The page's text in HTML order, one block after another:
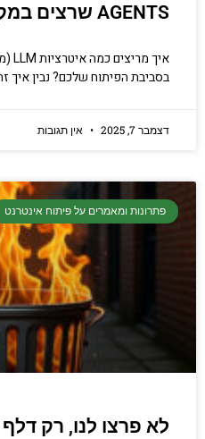
AGENTS שרצים במקביל – איך זה עובד?
בסביבת הפיתוח שלכם? נבין איך
דצמבר 7, 2025 אין תגובות
פתרונות ומאמרים על פיתוח אינטרנט
לא פרצו לנו, רק